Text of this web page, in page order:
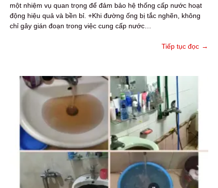
một nhiệm vụ quan trọng để đảm bảo hệ thống cấp nước hoạt
động hiệu quả và bền bỉ. +Khi đường ống bị tắc nghẽn, không
chỉ gây gián đoạn trong việc cung cấp nước…
Tiếp tục đọc →